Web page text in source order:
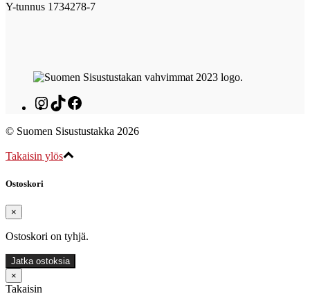
Y-tunnus 1734278-7
Instagram
TikTok
© Suomen Sisustustakka 2026
Takaisin ylös
Ostoskori
×
Ostoskori on tyhjä.
Jatka ostoksia
×
Takaisin